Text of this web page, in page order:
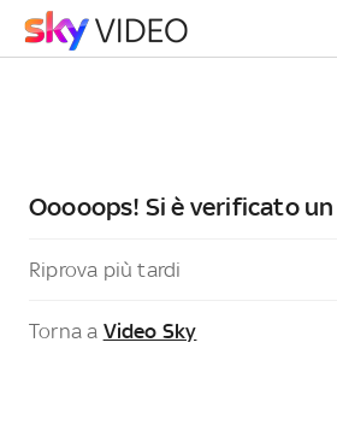
Ooooops! Si è verificato
Riprova più tardi
Torna a Video Sky